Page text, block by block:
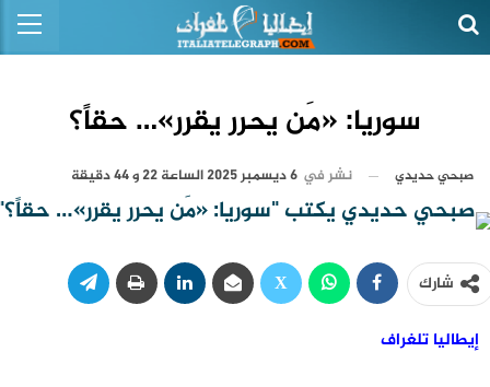
سوريا: «مَن يحرر يقرر»… حقاً؟
صبحي حديدي نشر في 6 ديسمبر 2025 الساعة 22 و 44 دقيقة
شارك
إيطاليا تلغراف